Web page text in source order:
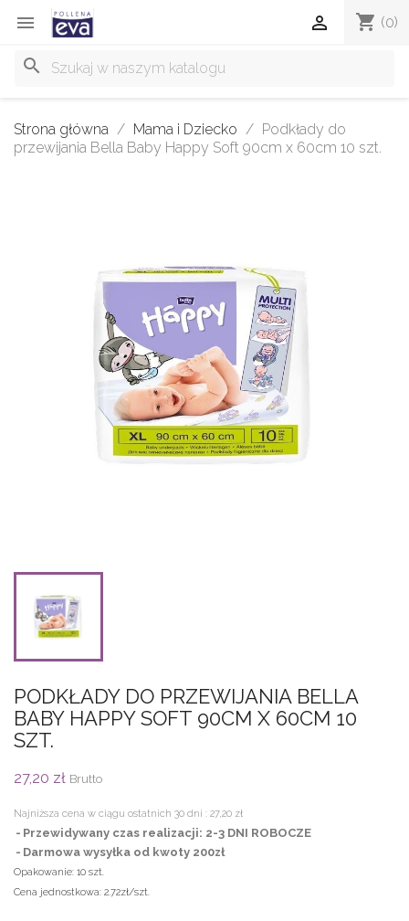
 shopping_cart (0)

search
Strona główna Mama i Dziecko
Podkłady do
przewijania Bella Baby Happy Soft 90cm x 60cm 10 szt.
PODKŁADY DO PRZEWIJANIA BELLA
BABY HAPPY SOFT 90CM X 60CM 10
SZT.
27,20 zł Brutto
Najniższa cena w ciągu ostatnich 30 dni : 27,20 zł
Przewidywany czas realizacji: 2-3 DNI ROBOCZE
Darmowa wysyłka od kwoty 200zł
Opakowanie: 10 szt.
Cena jednostkowa: 2.72zł/szt.